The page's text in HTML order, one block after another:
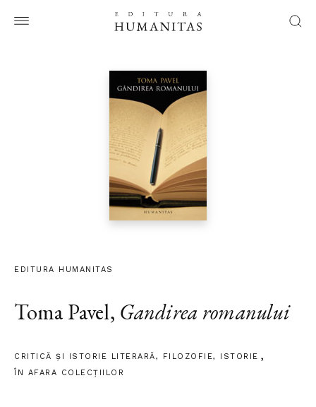
EDITURA HUMANITAS
Toma Pavel, Gandirea romanului
CRITICĂ ȘI ISTORIE LITERARĂ, FILOZOFIE, ISTORIE
ÎN AFARA COLECŢIILOR